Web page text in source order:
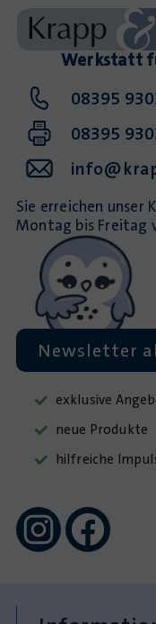
Werkstatt
08395
08395
Sie erreichen unser
Montag bis Freitag
Newsletter
exklusive
neue Produkte
hilfreiche